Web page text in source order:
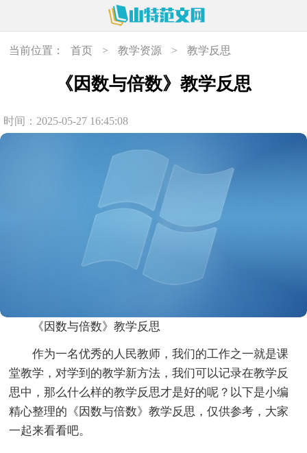
当前位置： 首页 > 教学资源 > 教学反思
《因数与倍数》教学反思
时间：2025-05-27 16:45:08
《因数与倍数》教学反思
作为一名优秀的人民教师，我们的工作之一就是课
堂教学，对学到的教学新方法，我们可以记录在教学反
思中，那么什么样的教学反思才是好的呢？以下是小编
精心整理的《因数与倍数》教学反思，仅供参考，大家
一起来看看吧。